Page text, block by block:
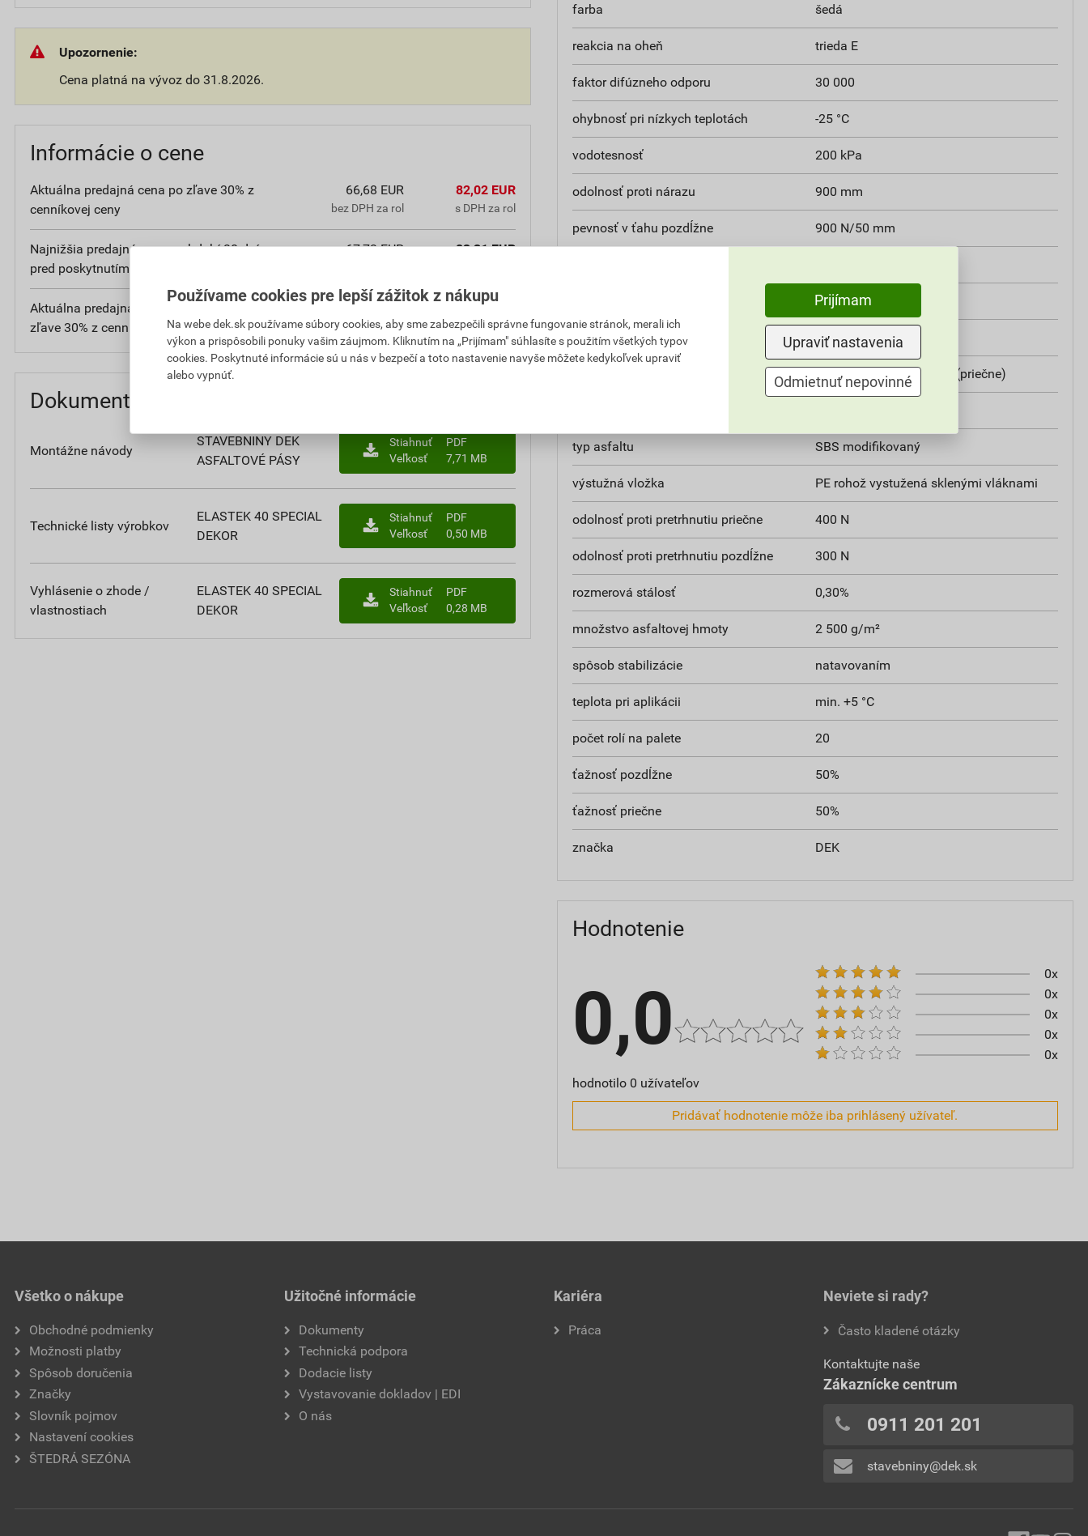
Upozornenie:
Cena platná na vývoz do 31.8.2026.
Informácie o cene
Aktuálna predajná cena po zľave 30% z
cenníkovej ceny
66,68 EUR
bez DPH za rol
82,02 EUR
s DPH za rol
Najnižšia predajná cena v období 30 dní
pred poskytnutím zľavy
67,73 EUR 83,31 EUR
Aktuálna predajná porovnávacia cena po
zľave 30% z cenníkovej ceny
8,89 EUR
bez DPH za m²
10,93 EUR
s DPH za m²
Dokumenty
Montážne návody
STAVEBNINY DEK
ASFALTOVÉ PÁSY
Stiahnuť
PDF
Veľkosť
7,71 MB
Technické listy výrobkov
ELASTEK 40 SPECIAL
DEKOR
Stiahnuť
PDF
Veľkosť
0,50 MB
Vyhlásenie o zhode /
vlastnostiach
ELASTEK 40 SPECIAL
DEKOR
Stiahnuť
PDF
Veľkosť
0,28 MB
farba šedá
reakcia na oheň trieda E
faktor difúzneho odporu 30 000
ohybnosť pri nízkych teplotách -25 °C
vodotesnosť 200 kPa
odolnosť proti nárazu 900 mm
pevnosť v ťahu pozdĺžne 900 N/50 mm
10 kg
odolnosť proti stekaniu 100 °C
300 N (pozdĺžne), 400 N (priečne)
typ asfaltu SBS modifikovaný
výstužná vložka PE rohož vystužená sklenými vláknami
odolnosť proti pretrhnutiu priečne 400 N
odolnosť proti pretrhnutiu pozdĺžne 300 N
rozmerová stálosť 0,30%
množstvo asfaltovej hmoty 2 500 g/m²
spôsob stabilizácie natavovaním
teplota pri aplikácii min. +5 °C
počet rolí na palete 20
ťažnosť pozdĺžne 50%
ťažnosť priečne 50%
značka DEK
Hodnotenie
0,0
hodnotilo 0 užívateľov
0x
0x
0x
0x
0x
Pridávať hodnotenie môže iba prihlásený užívateľ.
Všetko o nákupe
Obchodné podmienky
Možnosti platby
Spôsob doručenia
Značky
Slovník pojmov
Nastavení cookies
ŠTEDRÁ SEZÓNA
Užitočné informácie
Dokumenty
Technická podpora
Dodacie listy
Vystavovanie dokladov | EDI
O nás
Kariéra
Práca
Neviete si rady?
Často kladené otázky
Kontaktujte naše
Zákaznícke centrum
0911 201 201
stavebniny@dek.sk
Používame cookies pre lepší zážitok z nákupu
Na webe dek.sk používame súbory cookies, aby sme zabezpečili správne fungovanie stránok, merali ich
výkon a prispôsobili ponuky vašim záujmom. Kliknutím na „Prijímam" súhlasíte s použitím všetkých typov
cookies. Poskytnuté informácie sú u nás v bezpečí a toto nastavenie navyše môžete kedykoľvek upraviť
alebo vypnúť.
Prijímam
Upraviť nastavenia
Odmietnuť nepovinné